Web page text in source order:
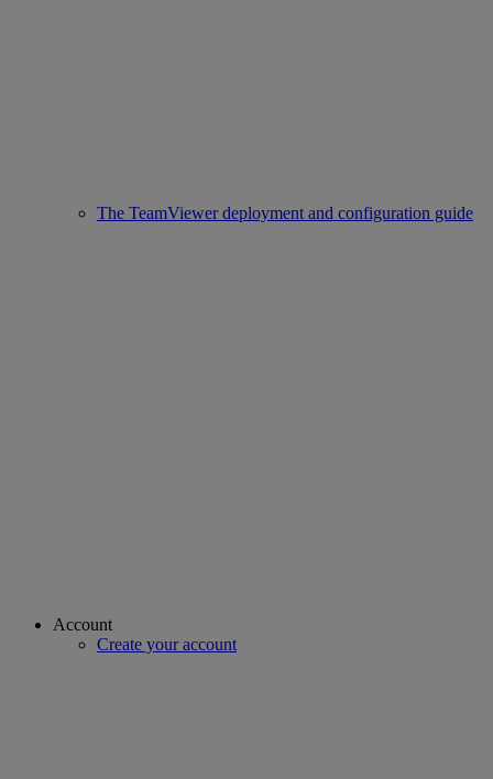
The TeamViewer deployment and configuration guide
Account
Create your account